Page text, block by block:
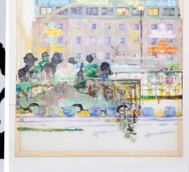
MarleneSTOISSER